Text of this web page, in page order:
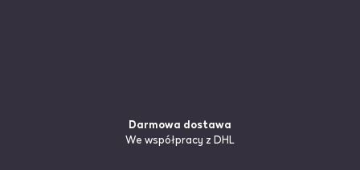
Darmowa dostawa
We współpracy z DHL